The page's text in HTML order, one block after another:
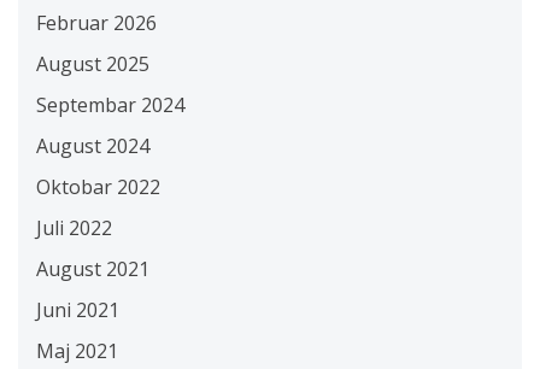
Februar 2026
August 2025
Septembar 2024
August 2024
Oktobar 2022
Juli 2022
August 2021
Juni 2021
Maj 2021